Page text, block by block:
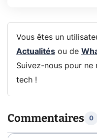
Vous êtes un
Actualitésou de
Suivez-nous pour ne
tech !
Commentaires 0